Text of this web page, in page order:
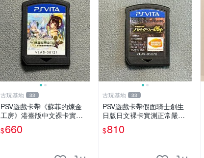
古玩基地 33
PSV遊戲卡帶《蘇菲的煉金
工房》港臺版中文裸卡實測
正常嚴選直銷僅售不退不換
單次2張起享優惠 煉金工房
$660
古玩基地 33
PSV遊戲卡帶假面騎士創生
日版日文裸卡實測正常嚴選
適合收藏2張起享優惠 假面
騎士 創生 PSV 卡帶
$810